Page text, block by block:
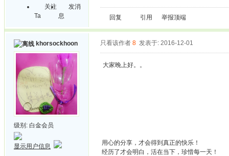
关注
Ta
发消
息
回复 引用 举报顶端
khorsockhoon
级别: 白金会员
显示用户信息
只看该作者 8 发表于: 2016-12-01
大家晚上好。。
用心的分享，才会得到真正的快乐！
经历了才会明白，活在当下，珍惜每一天！